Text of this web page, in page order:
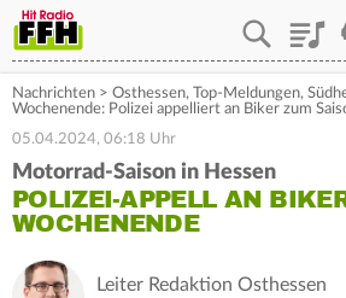
Nachrichten > Osthessen, Top-Meldungen,
Wochenende: Polizei appelliert an Biker zum
05.04.2024, 06:18 Uhr
Motorrad-Saison in Hessen
POLIZEI-APPELL AN
WOCHENENDE
Leiter Redaktion Osthessen